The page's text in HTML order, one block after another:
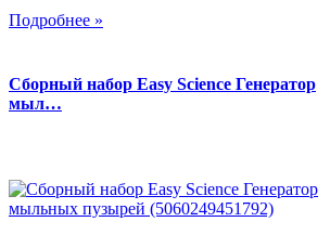
Подробнее »
Сборный набор Easy Science Генератор
мыл…